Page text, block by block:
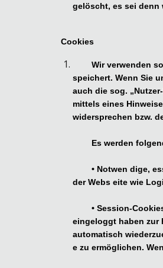
gelöscht, es sei denn
Cookies
Wir verwenden
speichert. Wenn Sie
auch die sog.
mittels eines
widersprechen bzw.
Es werden
• Notwen dige,
der Webs eite wie
• Session-
eingeloggt haben zur
automatisch
e zu ermöglichen.